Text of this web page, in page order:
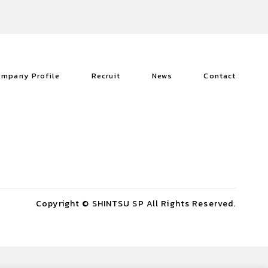
Profile Recruit News Contact
Copyright © SHINTSU SP All Rights Reserved.